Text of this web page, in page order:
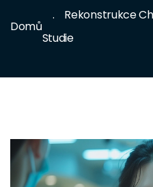
Domů
Rekonstrukce
Studie